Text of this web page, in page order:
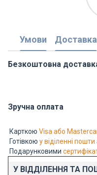
Умови Доставка
Безкоштовна
Зручна оплата
Карткою Visa або
Готівкою у віділенні пошти
Подарунковими
У ВІДДІЛЕННЯ ТА